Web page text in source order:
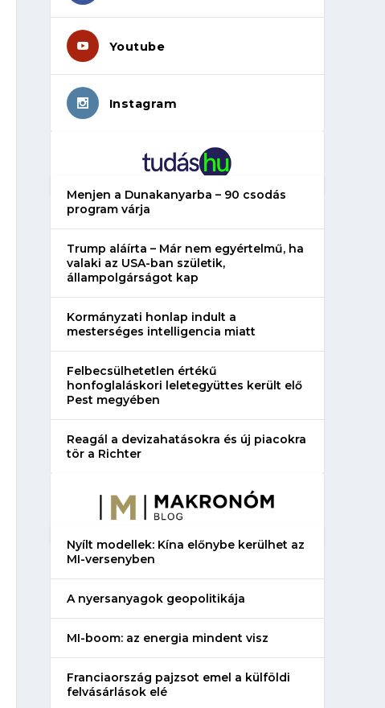
Youtube
Instagram
Menjen a Dunakanyarba – 90 csodás
program várja
Trump aláírta – Már nem egyértelmű, ha
valaki az USA-ban születik,
állampolgárságot kap
Kormányzati honlap indult a
mesterséges intelligencia miatt
Felbecsülhetetlen értékű
honfoglaláskori leletegyüttes került elő
Pest megyében
Reagál a devizahatásokra és új piacokra
tör a Richter
Nyílt modellek: Kína előnybe kerülhet az
MI-versenyben
A nyersanyagok geopolitikája
MI-boom: az energia mindent visz
Franciaország pajzsot emel a külföldi
felvásárlások elé